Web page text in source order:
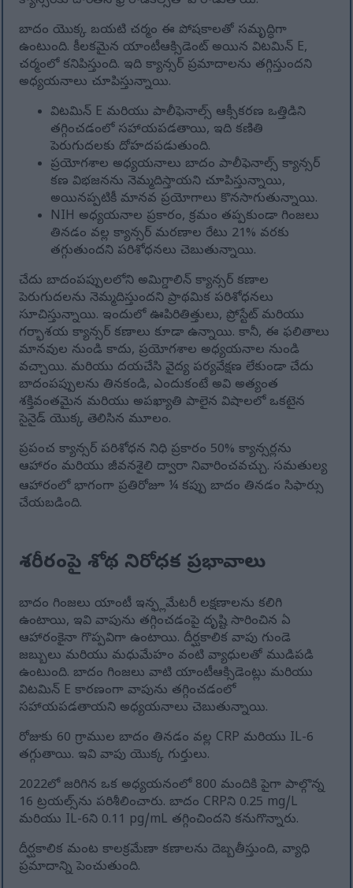
బాదం యొక్క బయటి చర్మం ఈ పోషకాలతో సమృద్ధిగా
ఉంటుంది. కీలకమైన యాంటీఆక్సిడెంట్ అయిన విటమిన్ E,
చర్మంలో కనిపిస్తుంది. ఇది క్యాన్సర్ ప్రమాదాలను తగ్గిస్తుందని
అధ్యయనాలు చూపిస్తున్నాయి.
విటమిన్ E మరియు పాలీఫెనాల్స్ ఆక్సీకరణ ఒత్తిడిని
తగ్గించడంలో సహాయపడతాయి, ఇది కణితి
పెరుగుదలకు దోహదపడుతుంది.
ప్రయోగశాల అధ్యయనాలు బాదం పాలీఫెనాల్స్ క్యాన్సర్
కణ విభజనను నెమ్మదిస్తాయని చూపిస్తున్నాయి,
అయినప్పటికీ మానవ ప్రయోగాలు కొనసాగుతున్నాయి.
NIH అధ్యయనాల ప్రకారం, క్రమం తప్పకుండా గింజలు
తినడం వల్ల క్యాన్సర్ మరణాల రేటు 21% వరకు
తగ్గుతుందని పరిశోధనలు చెబుతున్నాయి.
చేదు బాదంపప్పులలోని అమిగ్డాలిన్ క్యాన్సర్ కణాల
పెరుగుదలను నెమ్మదిస్తుందని ప్రాథమిక పరిశోధనలు
సూచిస్తున్నాయి. ఇందులో ఊపిరితిత్తులు, ప్రోస్టేట్ మరియు
గర్భాశయ క్యాన్సర్ కణాలు కూడా ఉన్నాయి. కానీ, ఈ ఫలితాలు
మానవుల నుండి కాదు, ప్రయోగశాల అధ్యయనాల నుండి
వచ్చాయి. మరియు దయచేసి వైద్య పర్యవేక్షణ లేకుండా చేదు
బాదంపప్పులను తినకండి, ఎందుకంటే అవి అత్యంత
శక్తివంతమైన మరియు అపఖ్యాతి పాలైన విషాలలో ఒకటైన
సైనైడ్ యొక్క తెలిసిన మూలం.
ప్రపంచ క్యాన్సర్ పరిశోధన నిధి ప్రకారం 50% క్యాన్సర్లను
ఆహారం మరియు జీవనశైలి ద్వారా నివారించవచ్చు. సమతుల్య
ఆహారంలో భాగంగా ప్రతిరోజూ ¼ కప్పు బాదం తినడం సిఫార్సు
చేయబడింది.
శరీరంపై శోథ నిరోధక ప్రభావాలు
బాదం గింజలు యాంటీ ఇన్ఫ్లమేటరీ లక్షణాలను కలిగి
ఉంటాయి, ఇవి వాపును తగ్గించడంపై దృష్టి సారించిన ఏ
ఆహారంకైనా గొప్పవిగా ఉంటాయి. దీర్ఘకాలిక వాపు గుండె
జబ్బులు మరియు మధుమేహం వంటి వ్యాధులతో ముడిపడి
ఉంటుంది. బాదం గింజలు వాటి యాంటీఆక్సిడెంట్లు మరియు
విటమిన్ E కారణంగా వాపును తగ్గించడంలో
సహాయపడతాయని అధ్యయనాలు చెబుతున్నాయి.
రోజుకు 60 గ్రాముల బాదం తినడం వల్ల CRP మరియు IL-6
తగ్గుతాయి. ఇవి వాపు యొక్క గుర్తులు.
2022లో జరిగిన ఒక అధ్యయనంలో 800 మందికి పైగా పాల్గొన్న
16 ట్రయల్స్‌ను పరిశీలించారు. బాదం CRPని 0.25 mg/L
మరియు IL-6ని 0.11 pg/mL తగ్గించిందని కనుగొన్నారు.
దీర్ఘకాలిక మంట కాలక్రమేణా కణాలను దెబ్బతీస్తుంది, వ్యాధి
ప్రమాదాన్ని పెంచుతుంది.